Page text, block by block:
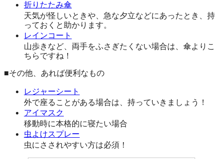
折りたたみ傘
天気が怪しいときや、急な夕立などにあったとき、持
っておくと助かります。
レインコート
山歩きなど、両手をふさぎたくない場合は、傘よりこ
ちらですね！
■その他、あれば便利なもの
レジャーシート
外で座ることがある場合は、持っていきましょう！
アイマスク
移動時に本格的に寝たい場合
虫よけスプレー
虫にさされやすい方は必須！